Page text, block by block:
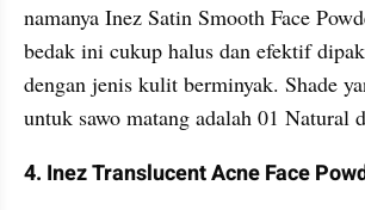
namanya Inez Satin Smooth Face
bedak ini cukup halus dan efektif
dengan jenis kulit berminyak. Shade
untuk sawo matang adalah 01 Natural
4. Inez Translucent Acne Face